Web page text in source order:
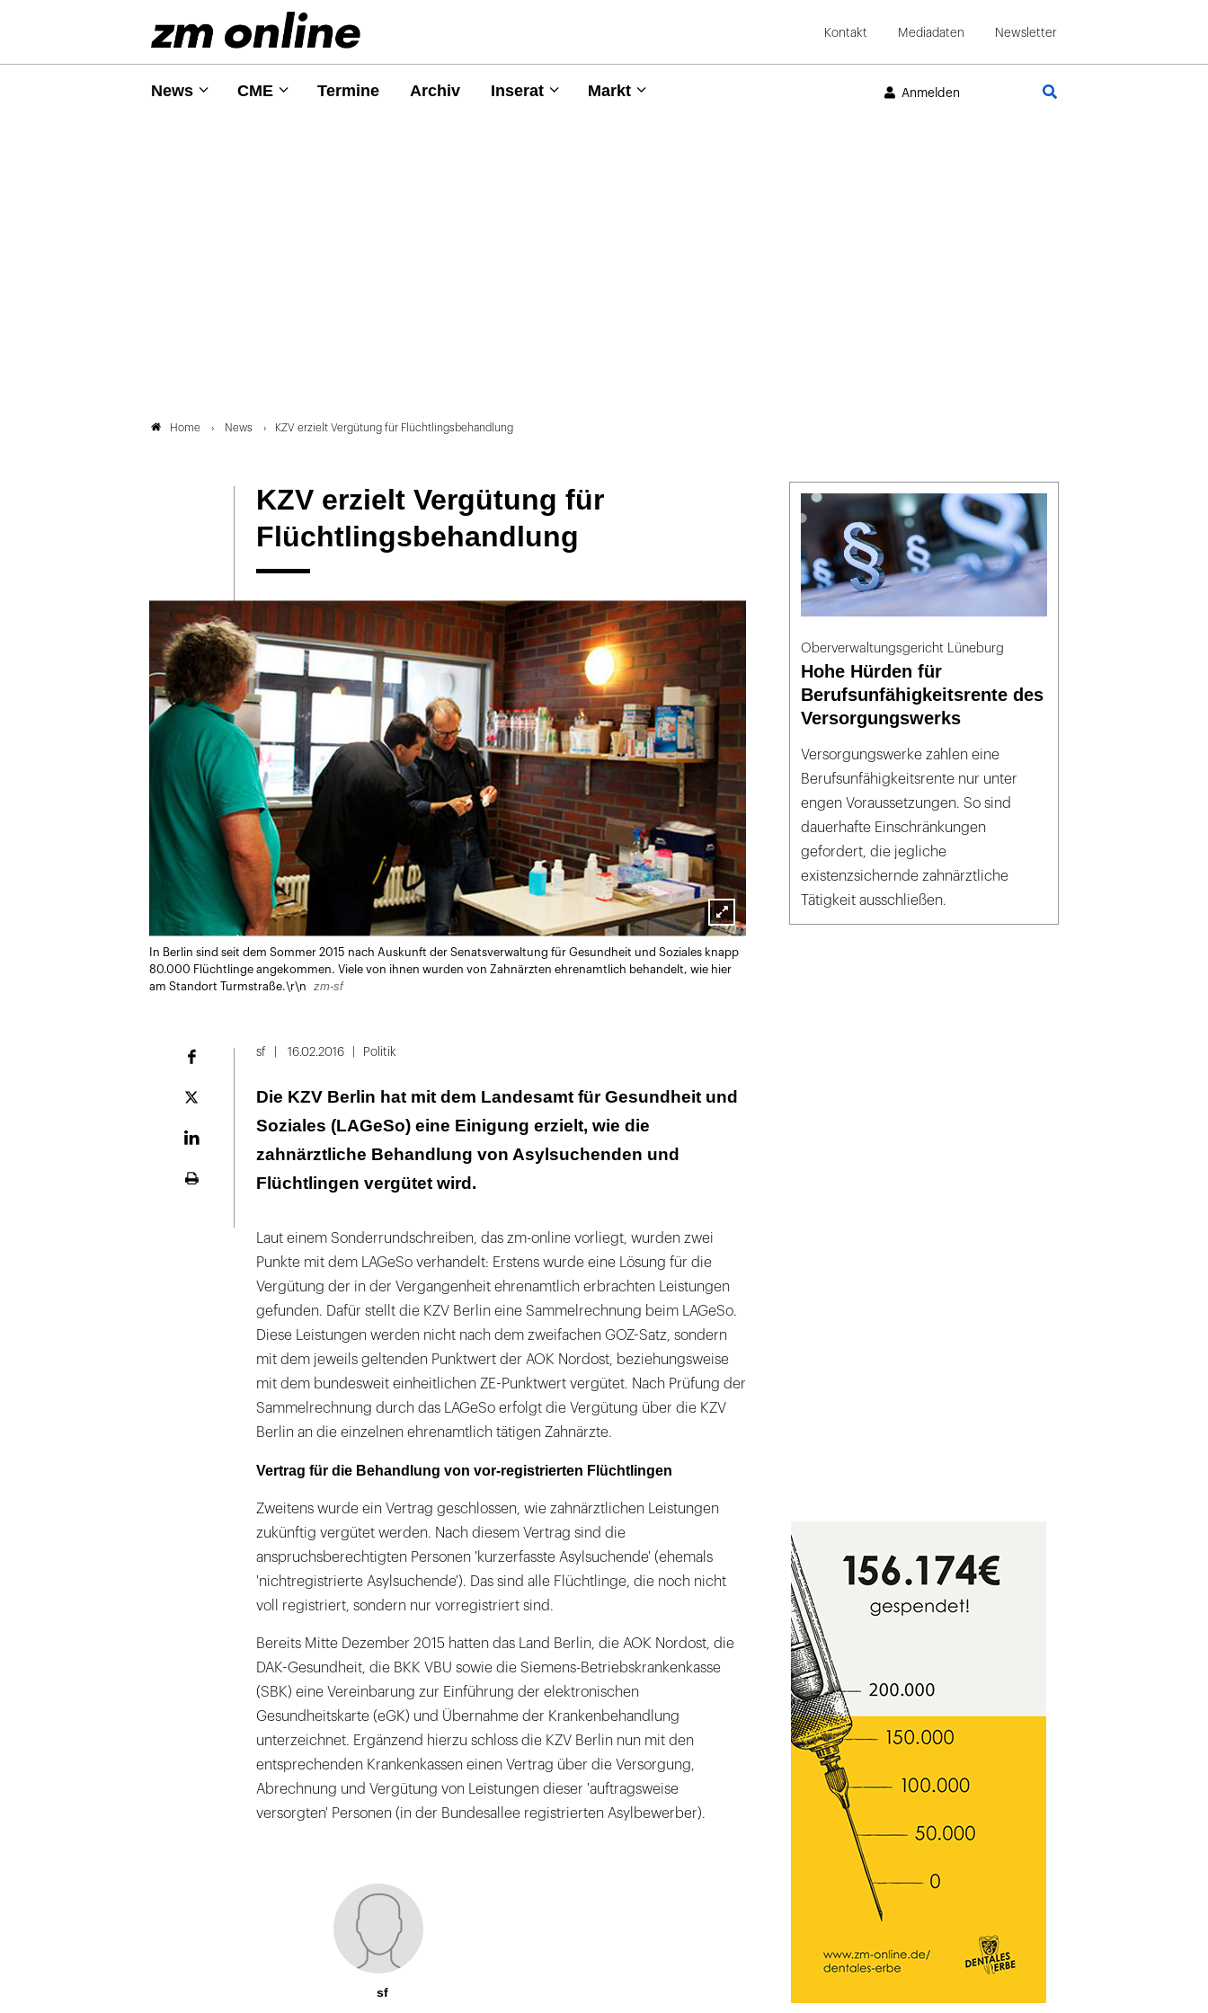
Kontakt Mediadaten Newsletter
News CME Termine Archiv Inserat Markt Anmelden
Home News KZV erzielt Vergütung für Flüchtlingsbehandlung
KZV erzielt Vergütung für
Flüchtlingsbehandlung
Lightbox
öffnen
In Berlin sind seit dem Sommer 2015 nach Auskunft der Senatsverwaltung für Gesundheit und Soziales knapp
80.000 Flüchtlinge angekommen. Viele von ihnen wurden von Zahnärzten ehrenamtlich behandelt, wie hier
am Standort Turmstraße.\r\n
zm-sf
Plattform
sf 16.02.2016 Politik
Die KZV Berlin hat mit dem Landesamt für Gesundheit und
Soziales (LAGeSo) eine Einigung erzielt, wie die
zahnärztliche Behandlung von Asylsuchenden und
Flüchtlingen vergütet wird.
Laut einem Sonderrundschreiben, das zm-online vorliegt, wurden zwei
Punkte mit dem LAGeSo verhandelt: Erstens wurde eine Lösung für die
Vergütung der in der Vergangenheit ehrenamtlich erbrachten Leistungen
gefunden. Dafür stellt die KZV Berlin eine Sammelrechnung beim LAGeSo.
Diese Leistungen werden nicht nach dem zweifachen GOZ-Satz, sondern
mit dem jeweils geltenden Punktwert der AOK Nordost, beziehungsweise
mit dem bundesweit einheitlichen ZE-Punktwert vergütet. Nach Prüfung der
Sammelrechnung durch das LAGeSo erfolgt die Vergütung über die KZV
Berlin an die einzelnen ehrenamtlich tätigen Zahnärzte.
Vertrag für die Behandlung von vor-registrierten Flüchtlingen
Zweitens wurde ein Vertrag geschlossen, wie zahnärztlichen Leistungen
zukünftig vergütet werden. Nach diesem Vertrag sind die
anspruchsberechtigten Personen 'kurzerfasste Asylsuchende' (ehemals
'nichtregistrierte Asylsuchende'). Das sind alle Flüchtlinge, die noch nicht
voll registriert, sondern nur vorregistriert sind.
Bereits Mitte Dezember 2015 hatten das Land Berlin, die AOK Nordost, die
DAK-Gesundheit, die BKK VBU sowie die Siemens-Betriebskrankenkasse
(SBK) eine Vereinbarung zur Einführung der elektronischen
Gesundheitskarte (eGK) und Übernahme der Krankenbehandlung
unterzeichnet. Ergänzend hierzu schloss die KZV Berlin nun mit den
entsprechenden Krankenkassen einen Vertrag über die Versorgung,
Abrechnung und Vergütung von Leistungen dieser 'auftragsweise
versorgten' Personen (in der Bundesallee registrierten Asylbewerber).
sf
Oberverwaltungsgericht Lüneburg
Hohe Hürden für
Berufsunfähigkeitsrente des
Versorgungswerks
Versorgungswerke zahlen eine
Berufsunfähigkeitsrente nur unter
engen Voraussetzungen. So sind
dauerhafte Einschränkungen
gefordert, die jegliche
existenzsichernde zahnärztliche
Tätigkeit ausschließen.